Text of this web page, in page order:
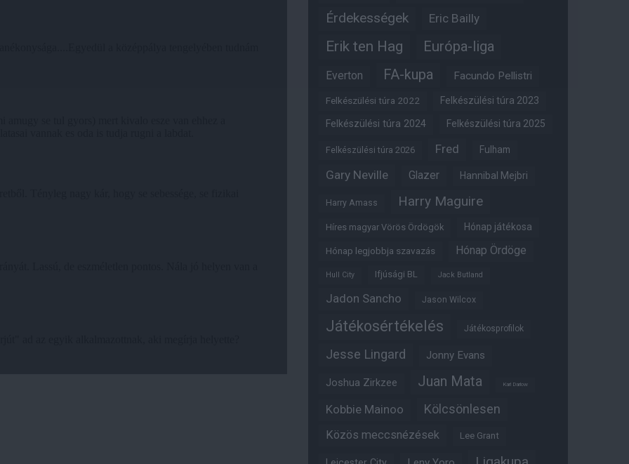
Érdekességek Eric Bailly
Erik ten Hag Európa-liga
Everton FA-kupa Facundo Pellistri
Felkészülési túra 2022 Felkészülési túra 2023
Felkészülési túra 2024 Felkészülési túra 2025
Felkészülési túra 2026 Fred Fulham
Gary Neville Glazer Hannibal Mejbri
Harry Amass Harry Maguire
Híres magyar Vörös Ördögök Hónap játékosa
Hónap legjobbja szavazás Hónap Ördöge
Hull City Ifjúsági BL Jack Butland
Jadon Sancho Jason Wilcox
Játékosértékelés Játékosprofilok
Jesse Lingard Jonny Evans
Joshua Zirkzee Juan Mata Karl Darlow
Kobbie Mainoo Kölcsönlesen
Közös meccsnézések Lee Grant